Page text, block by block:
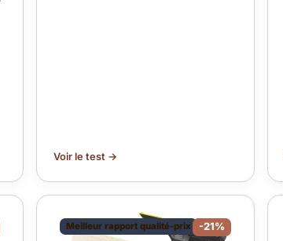
Voir le test →
Meilleur rapport qualité-prix -21%